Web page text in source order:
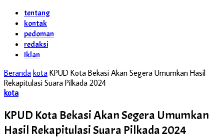
tentang
kontak
pedoman
redaksi
Iklan
Beranda kota KPUD Kota Bekasi Akan Segera Umumkan Hasil
Rekapitulasi Suara Pilkada 2024
kota
KPUD Kota Bekasi Akan Segera Umumkan
Hasil Rekapitulasi Suara Pilkada 2024